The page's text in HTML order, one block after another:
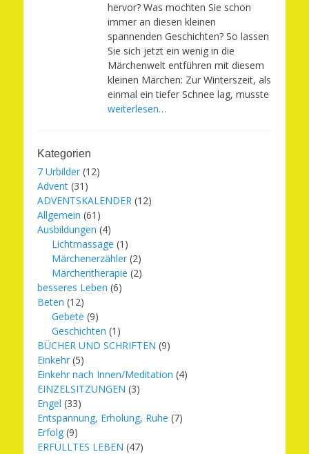
hervor? Was mochten Sie schon
immer an diesen kleinen
spannenden Geschichten? So lassen
Sie sich jetzt ein wenig in die
Märchenwelt entführen mit diesem
kleinen Märchen: Zur Winterszeit, als
einmal ein tiefer Schnee lag, musste
weiterlesen…
Kategorien
7 Urbilder (12)
Advent (31)
ADVENTSKALENDER (12)
Allgemein (61)
Ausbildungen (4)
Lichtmassage (1)
Märchenerzähler (2)
Märchentherapie (2)
besseres Leben (6)
Beten (12)
Gebete (9)
Geschichten (1)
BÜCHER UND SCHRIFTEN (9)
Einkehr (5)
Einkehr nach Innen/Meditation (4)
EINZELSITZUNGEN (3)
Engel (33)
Entspannung, Erholung, Ruhe (7)
Erfolg (9)
ERFÜLLTES LEBEN (47)